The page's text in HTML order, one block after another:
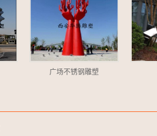
广场不锈钢雕塑